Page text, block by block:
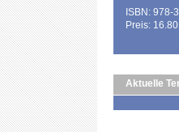
ISBN: 978-
Preis:
Aktuelle